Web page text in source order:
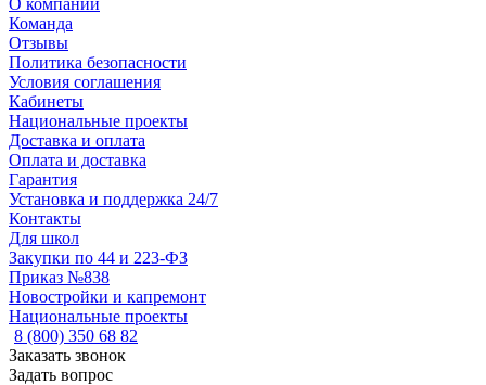
О компании
Команда
Отзывы
Политика безопасности
Условия соглашения
Кабинеты
Национальные проекты
Доставка и оплата
Оплата и доставка
Гарантия
Установка и поддержка 24/7
Контакты
Для школ
Закупки по 44 и 223-ФЗ
Приказ №838
Новостройки и капремонт
Национальные проекты
8 (800) 350 68 82
Заказать звонок
Задать вопрос